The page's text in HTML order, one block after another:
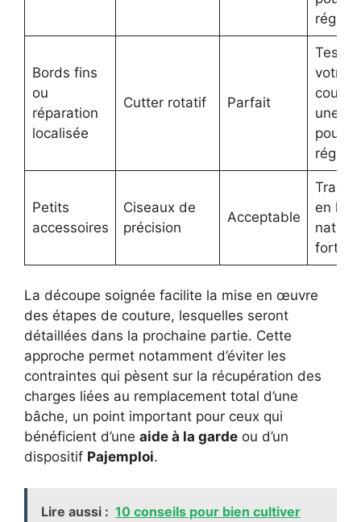
Bords fins
ou
réparation
localisée
Cutter rotatif Parfait
Testez
votre
coupe
une
pour
Petits
accessoires
Ciseaux de
précision
Acceptable
en
forte
La découpe soignée facilite la mise en œuvre
des étapes de couture, lesquelles seront
détaillées dans la prochaine partie. Cette
approche permet notamment d’éviter les
contraintes qui pèsent sur la récupération des
charges liées au remplacement total d’une
bâche, un point important pour ceux qui
bénéficient d’une aide à la garde ou d’un
dispositif Pajemploi.
Lire aussi : 10 conseils pour bien cultiver